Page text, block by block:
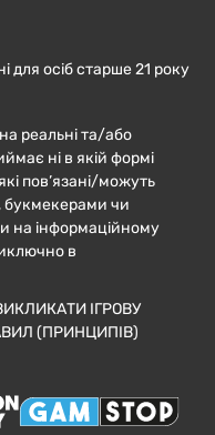
для осіб старше 21 року
реальні та/або
ні в якій формі
пов’язані/можуть
букмекерами чи
на інформаційному
в
ІГРОВУ
(ПРИНЦИПІВ)